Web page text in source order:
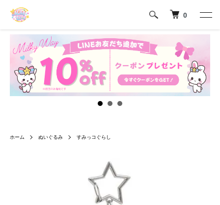
0
ホーム ぬいぐるみ すみっコぐらし